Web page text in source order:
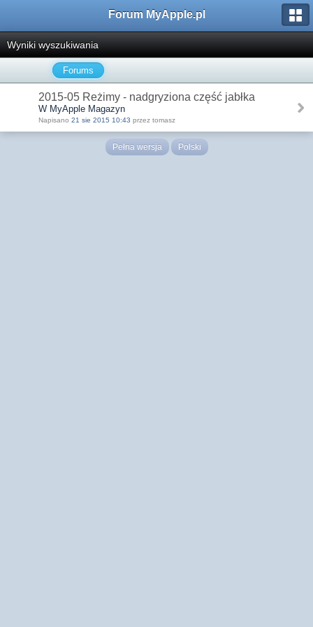
Forum MyApple.pl
Wyniki wyszukiwania
Forums
2015-05 Reżimy - nadgryziona część jabłka
W MyApple Magazyn
Napisano 21 sie 2015 10:43 przez tomasz
Pełna wersja Polski